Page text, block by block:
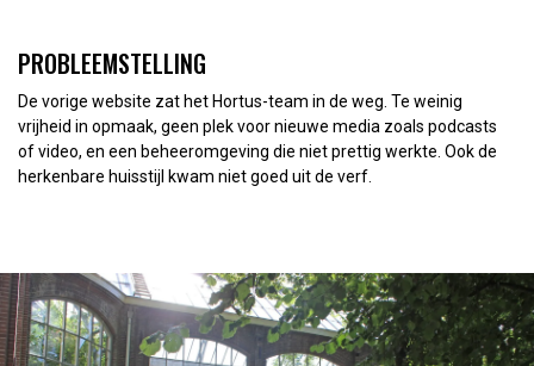
PROBLEEMSTELLING
De vorige website zat het Hortus-team in de weg. Te weinig
vrijheid in opmaak, geen plek voor nieuwe media zoals podcasts
of video, en een beheeromgeving die niet prettig werkte. Ook de
herkenbare huisstijl kwam niet goed uit de verf.